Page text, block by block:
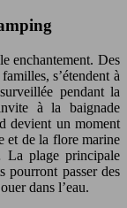
enchantement. Des
s’étendent à
pendant la
à la baignade
devient un moment
et de la flore marine
La plage principale
pourront passer des
dans l’eau.